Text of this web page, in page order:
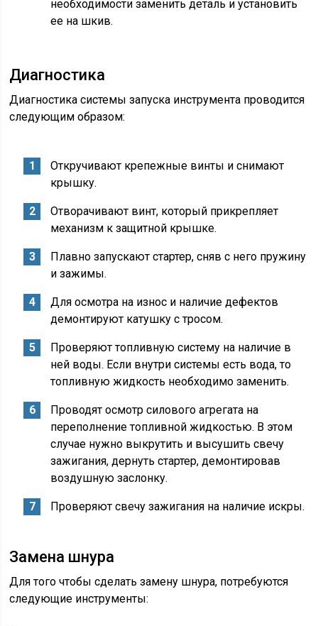
необходимости заменить деталь и установить
ее на шкив.
Диагностика
Диагностика системы запуска инструмента проводится
следующим образом:
Откручивают крепежные винты и снимают
крышку.
Отворачивают винт, который прикрепляет
механизм к защитной крышке.
Плавно запускают стартер, сняв с него пружину
и зажимы.
Для осмотра на износ и наличие дефектов
демонтируют катушку с тросом.
Проверяют топливную систему на наличие в
ней воды. Если внутри системы есть вода, то
топливную жидкость необходимо заменить.
Проводят осмотр силового агрегата на
переполнение топливной жидкостью. В этом
случае нужно выкрутить и высушить свечу
зажигания, дернуть стартер, демонтировав
воздушную заслонку.
Проверяют свечу зажигания на наличие искры.
Замена шнура
Для того чтобы сделать замену шнура, потребуются
следующие инструменты: